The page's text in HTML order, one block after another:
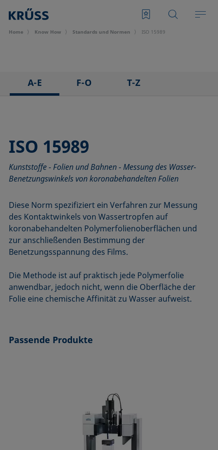
Home Know How Standards und Normen ISO 15989
A-E
ASTM D1331-14
ASTM D1417-16
ASTM D1590-60
ASTM D5946-17
ASTM D7334-08
ASTM D7490-13
ASTM D8597-24
DIN EN14370-04
DIN 53914-97
F-O
ISO 304-85
ISO 1409-06
ISO 4311-79
ISO 6889-86
ISO 15989
ISO 16672:2020
ISO 19403-1:2022 bis ISO 19403-7:2024
OECD 115-95
T-Z
ISO 15989
Kunststoffe - Folien und Bahnen - Messung des Wasser-
Benetzungswinkels von koronabehandelten Folien
Diese Norm spezifiziert ein Verfahren zur Messung
des Kontaktwinkels von Wassertropfen auf
koronabehandelten Polymerfolienoberflächen und
zur anschließenden Bestimmung der
Benetzungsspannung des Films.
Die Methode ist auf praktisch jede Polymerfolie
anwendbar, jedoch nicht, wenn die Oberfläche der
Folie eine chemische Affinität zu Wasser aufweist.
Passende Produkte